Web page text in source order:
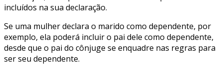
incluídos na sua declaração.
Se uma mulher declara o marido como dependente, por
exemplo, ela poderá incluir o pai dele como dependente,
desde que o pai do cônjuge se enquadre nas regras para
ser seu dependente.